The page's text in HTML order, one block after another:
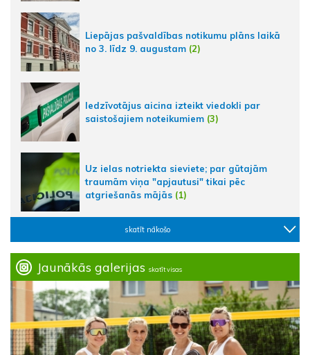
Liepājas pašvaldības notikumu plāns laikā
no 3. līdz 9. augustam (2)
Iedzīvotājus aicina izteikt viedokli par
saistošajiem noteikumiem (3)
Uz ielas notriekta sieviete; par gūtajām
traumām viņa "apjautusi" tikai pēc
atgriešanās mājās (1)
skatīt nākošo
Jaunākās galerijas skatīt visas